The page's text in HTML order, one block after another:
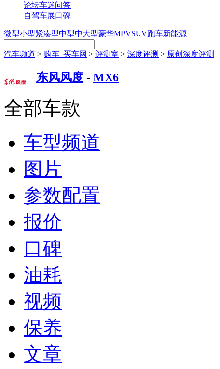
论坛车迷问答
自驾车展口碑
微型小型紧凑型中型中大型豪华MPVSUV跑车新能源
汽车频道 > 购车_买车网 > 评测室 > 深度评测 > 原创深度评测
东风风度 - MX6
全部车款
车型频道
图片
参数配置
报价
口碑
油耗
视频
保养
文章